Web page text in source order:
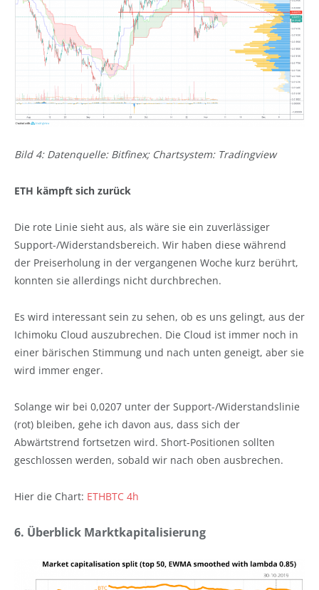
Bild 4: Datenquelle: Bitfinex; Chartsystem: Tradingview
ETH kämpft sich zurück
Die rote Linie sieht aus, als wäre sie ein zuverlässiger
Support-/Widerstandsbereich. Wir haben diese während
der Preiserholung in der vergangenen Woche kurz berührt,
konnten sie allerdings nicht durchbrechen.
Es wird interessant sein zu sehen, ob es uns gelingt, aus der
Ichimoku Cloud auszubrechen. Die Cloud ist immer noch in
einer bärischen Stimmung und nach unten geneigt, aber sie
wird immer enger.
Solange wir bei 0,0207 unter der Support-/Widerstandslinie
(rot) bleiben, gehe ich davon aus, dass sich der
Abwärtstrend fortsetzen wird. Short-Positionen sollten
geschlossen werden, sobald wir nach oben ausbrechen.
Hier die Chart: ETHBTC 4h
6. Überblick Marktkapitalisierung